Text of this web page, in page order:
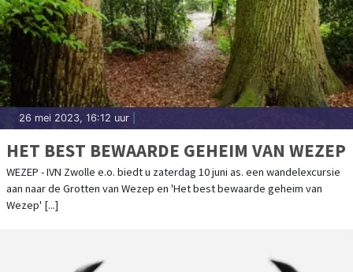
26 mei 2023, 16:12 uur
HET BEST BEWAARDE GEHEIM VAN WEZEP
WEZEP - IVN Zwolle e.o. biedt u zaterdag 10 juni as. een wandelexcursie
aan naar de Grotten van Wezep en 'Het best bewaarde geheim van
Wezep' [...]